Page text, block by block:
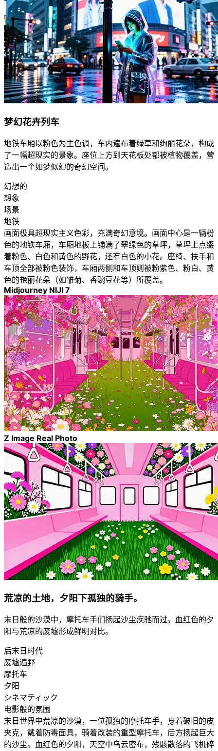
梦幻花卉列车
地铁车厢以粉色为主色调，车内遍布着绿草和绚丽花朵，构成
了一幅超现实的景象。座位上方到天花板处都被植物覆盖，营
造出一个如梦似幻的奇幻空间。
幻想的
想象
场景
地铁
画面极具超现实主义色彩，充满奇幻意境。画面中心是一辆粉
色的地铁车厢，车厢地板上铺满了翠绿色的草坪，草坪上点缀
着粉色、白色和黄色的野花，还有白色的小花。座椅、扶手和
车顶全部被粉色装饰，车厢两侧和车顶则被粉紫色、粉白、黄
色的艳丽花朵（如雏菊、香豌豆花等）所覆盖。
Midjourney NIJI 7
Z Image Real Photo
荒凉的土地，夕阳下孤独的骑手。
末日般的沙漠中，摩托车手们扬起沙尘疾驰而过。血红色的夕
阳与荒凉的废墟形成鲜明对比。
后末日时代
废墟遍野
摩托车
夕阳
シネマティック
电影般的氛围
末日世界中荒凉的沙漠，一位孤独的摩托车手，身着破旧的皮
夹克，戴着防毒面具，骑着改装的重型摩托车，后方扬起巨大
的沙尘。血红色的夕阳，天空中乌云密布，残骸散落的飞机碎